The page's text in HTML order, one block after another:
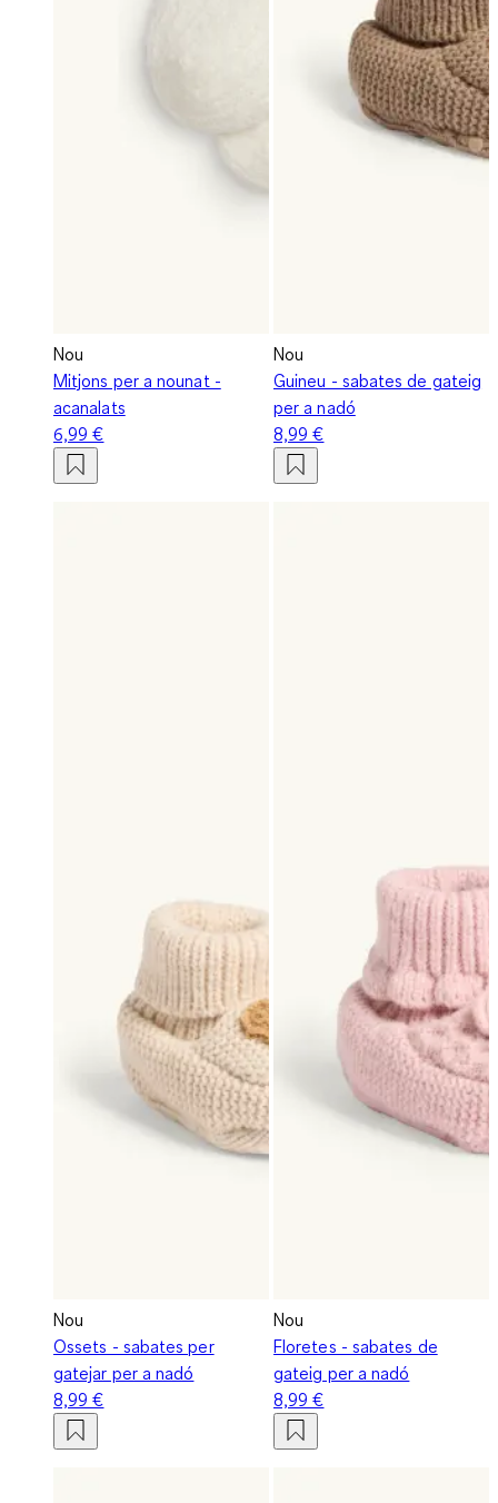
Nou
Mitjons per a nounat -
acanalats
6,99 €
Nou
Guineu - sabates de gateig
per a nadó
8,99 €
Nou
Ossets - sabates per
gatejar per a nadó
8,99 €
Nou
Floretes - sabates de
gateig per a nadó
8,99 €